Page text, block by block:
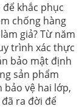
khắc phục
chống hàng
giả? Từ năm
trình xác thực
bảo mật định
sản phẩm
bảo vệ hai lớp,
ra đời để